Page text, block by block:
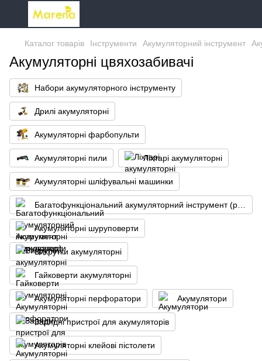
Каталог товарів Інструменти Акумуляторний інструмент
Акумуляторні цвяхозабивачі
Набори акумуляторного інструменту
Дрилі акумуляторні
Акумуляторні фарбопульти
Акумуляторні пили Ліхтарі акумуляторні
Акумуляторні шліфувальні машинки
Акумуляторні шуруповерти
Викрутки акумуляторні
Гайковерти акумуляторні
Акумуляторні перфоратори Акумулятори
Зарядні пристрої для акумуляторів
Акумуляторні клейові пістолети